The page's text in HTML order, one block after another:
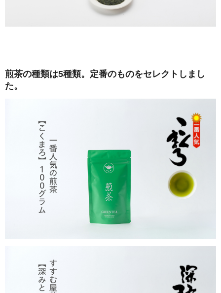
煎茶の種類は5種類。定番のものをセレクトしまし
た。